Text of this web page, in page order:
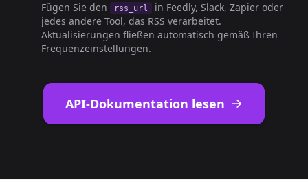
Fügen Sie den rss_url
in Feedly, Slack, Zapier oder
jedes andere Tool, das RSS verarbeitet.
Aktualisierungen fließen automatisch gemäß Ihren
Frequenzeinstellungen.
API-Dokumentation lesen